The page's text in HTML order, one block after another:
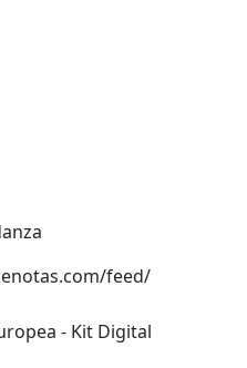
feed/